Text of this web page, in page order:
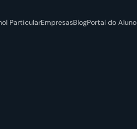
ParticularEmpresasBlogPortal do Aluno